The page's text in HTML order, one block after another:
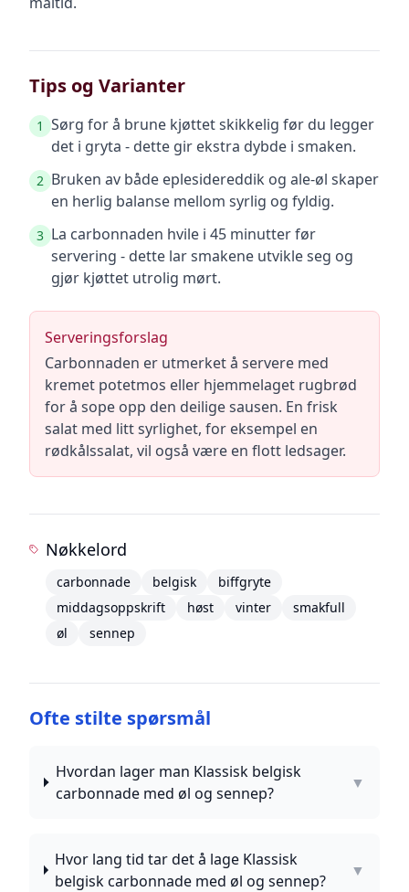
Tips og Varianter
1 Sørg for å brune kjøttet skikkelig før du legger
det i gryta - dette gir ekstra dybde i smaken.
2 Bruken av både eplesidereddik og ale-øl skaper
en herlig balanse mellom syrlig og fyldig.
3 La carbonnaden hvile i 45 minutter før
servering - dette lar smakene utvikle seg og
gjør kjøttet utrolig mørt.
Serveringsforslag
Carbonnaden er utmerket å servere med
kremet potetmos eller hjemmelaget rugbrød
for å sope opp den deilige sausen. En frisk
salat med litt syrlighet, for eksempel en
rødkålssalat, vil også være en flott ledsager.
Nøkkelord
carbonnade belgisk
biffgryte
middagsoppskrift
høst vinter
smakfull
øl
sennep
Ofte stilte spørsmål
Hvordan lager man Klassisk belgisk
carbonnade med øl og sennep?
▼
Hvor lang tid tar det å lage Klassisk
belgisk carbonnade med øl og sennep?
▼